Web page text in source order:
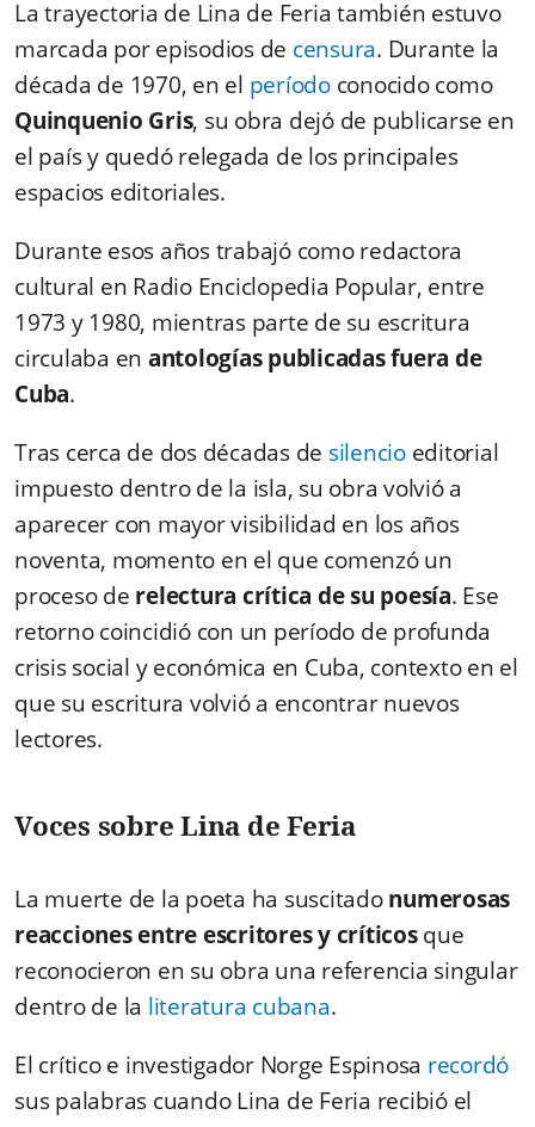
La trayectoria de Lina de Feria también estuvo
marcada por episodios de censura. Durante la
década de 1970, en el períodoconocido como
Quinquenio Gris, su obra dejó de publicarse en
el país y quedó relegada de los principales
espacios editoriales.
Durante esos años trabajó como redactora
cultural en Radio Enciclopedia Popular, entre
1973 y 1980, mientras parte de su escritura
circulaba en antologías publicadas fuera de
Cuba.
Tras cerca de dos décadas de silencioeditorial
impuesto dentro de la isla, su obra volvió a
aparecer con mayor visibilidad en los años
noventa, momento en el que comenzó un
proceso de relectura crítica de su poesía. Ese
retorno coincidió con un período de profunda
crisis social y económica en Cuba, contexto en el
que su escritura volvió a encontrar nuevos
lectores.
Voces sobre Lina de Feria
La muerte de la poeta ha suscitadonumerosas
reacciones entre escritores y críticosque
reconocieron en su obra una referencia singular
dentro de la literatura cubana.
El crítico e investigador Norge Espinosa recordó
sus palabras cuando Lina de Feria recibió el